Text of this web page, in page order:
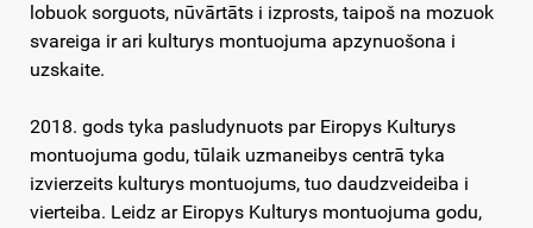
lobuok sorguots, nūvārtāts i izprosts, taipoš na mozuok
svareiga ir ari kulturys montuojuma apzynuošona i
uzskaite.
2018. gods tyka pasludynuots par Eiropys Kulturys
montuojuma godu, tūlaik uzmaneibys centrā tyka
izvierzeits kulturys montuojums, tuo daudzveideiba i
vierteiba. Leidz ar Eiropys Kulturys montuojuma godu,